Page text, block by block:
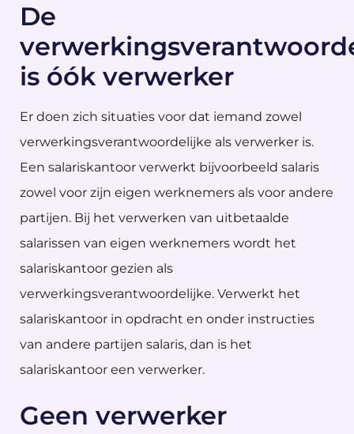
De
is óók verwerker
Er doen zich situaties voor dat iemand zowel
verwerkingsverantwoordelijke als verwerker is.
Een salariskantoor verwerkt bijvoorbeeld salaris
zowel voor zijn eigen werknemers als voor andere
partijen. Bij het verwerken van uitbetaalde
salarissen van eigen werknemers wordt het
salariskantoor gezien als
verwerkingsverantwoordelijke. Verwerkt het
salariskantoor in opdracht en onder instructies
van andere partijen salaris, dan is het
salariskantoor een verwerker.
Geen verwerker